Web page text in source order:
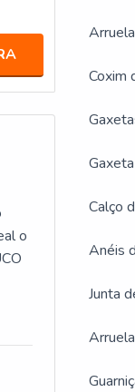
o
Coxim
Calço
Anéis
Junta